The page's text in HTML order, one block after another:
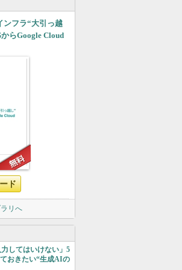
ンフラ“大引っ越
らGoogle Cloud
ド
リへ
してはいけない」5
おきたい“生成AIの